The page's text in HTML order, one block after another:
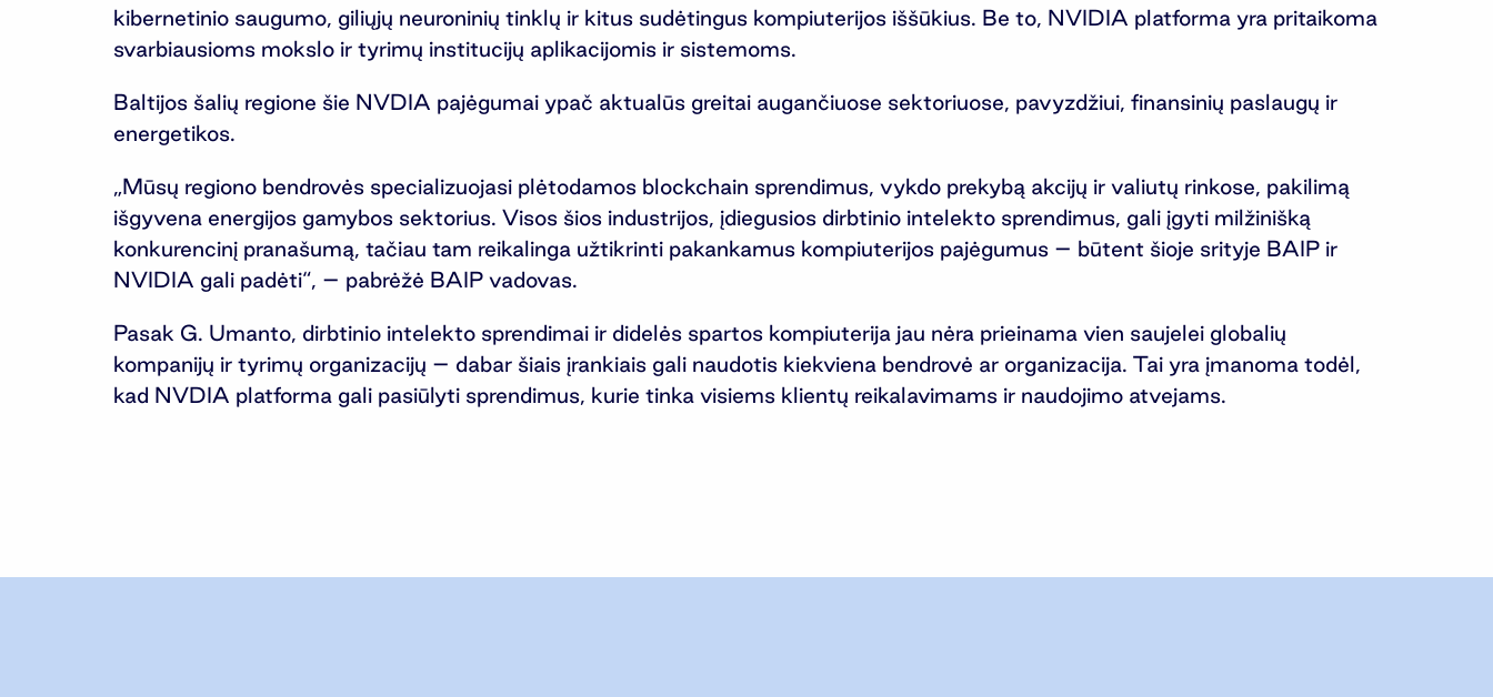
kibernetinio saugumo, giliųjų neuroninių tinklų ir kitus sudėtingus kompiuterijos iššūkius. Be to, NVIDIA platforma yra pritaikoma
svarbiausioms mokslo ir tyrimų institucijų aplikacijomis ir sistemoms.
Baltijos šalių regione šie NVDIA pajėgumai ypač aktualūs greitai augančiuose sektoriuose, pavyzdžiui, finansinių paslaugų ir
energetikos.
„Mūsų regiono bendrovės specializuojasi plėtodamos blockchain sprendimus, vykdo prekybą akcijų ir valiutų rinkose, pakilimą
išgyvena energijos gamybos sektorius. Visos šios industrijos, įdiegusios dirbtinio intelekto sprendimus, gali įgyti milžinišką
konkurencinį pranašumą, tačiau tam reikalinga užtikrinti pakankamus kompiuterijos pajėgumus – būtent šioje srityje BAIP ir
NVIDIA gali padėti“, – pabrėžė BAIP vadovas.
Pasak G. Umanto, dirbtinio intelekto sprendimai ir didelės spartos kompiuterija jau nėra prieinama vien saujelei globalių
kompanijų ir tyrimų organizacijų – dabar šiais įrankiais gali naudotis kiekviena bendrovė ar organizacija. Tai yra įmanoma todėl,
kad NVDIA platforma gali pasiūlyti sprendimus, kurie tinka visiems klientų reikalavimams ir naudojimo atvejams.